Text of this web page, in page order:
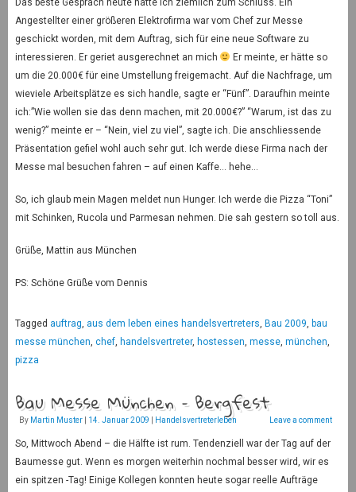
Das beste Gespräch heute hatte ich ziemlich zum Schluss. Ein
Angestellter einer größeren Elektrofirma war vom Chef zur Messe
geschickt worden, mit dem Auftrag, sich für eine neue Software zu
interessieren. Er geriet ausgerechnet an mich
Er meinte, er hätte so
um die 20.000€ für eine Umstellung freigemacht. Auf die Nachfrage, um
wieviele Arbeitsplätze es sich handle, sagte er “Fünf”. Daraufhin meinte
ich:”Wie wollen sie das denn machen, mit 20.000€?” “Warum, ist das zu
wenig?” meinte er – “Nein, viel zu viel”, sagte ich. Die anschliessende
Präsentation gefiel wohl auch sehr gut. Ich werde diese Firma nach der
Messe mal besuchen fahren – auf einen Kaffe… hehe…
So, ich glaub mein Magen meldet nun Hunger. Ich werde die Pizza “Toni”
mit Schinken, Rucola und Parmesan nehmen. Die sah gestern so toll aus.
Grüße, Mattin aus München
PS: Schöne Grüße vom Dennis
Tagged auftrag, aus dem leben eines handelsvertreters, Bau 2009, bau
messe münchen, chef, handelsvertreter, hostessen, messe, münchen,
pizza
Bau Messe München – Bergfest
By Martin Muster 14. Januar 2009 Handelsvertreterleben Leave a comment
So, Mittwoch Abend – die Hälfte ist rum. Tendenziell war der Tag auf der
Baumesse gut. Wenn es morgen weiterhin nochmal besser wird, wir es
ein spitzen -Tag! Einige Kollegen konnten heute sogar reelle Aufträge